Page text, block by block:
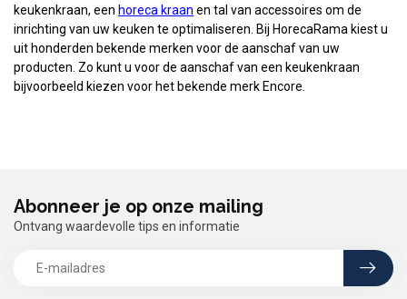
keukenkraan, een horeca kraan en tal van accessoires om de
inrichting van uw keuken te optimaliseren. Bij HorecaRama kiest u
uit honderden bekende merken voor de aanschaf van uw
producten. Zo kunt u voor de aanschaf van een keukenkraan
bijvoorbeeld kiezen voor het bekende merk Encore.
Abonneer je op onze mailing
Ontvang waardevolle tips en informatie